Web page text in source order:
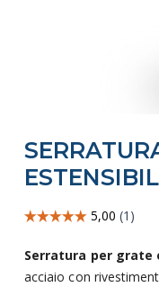
all'inizio
della
di
Serratura per grate
acciaio con